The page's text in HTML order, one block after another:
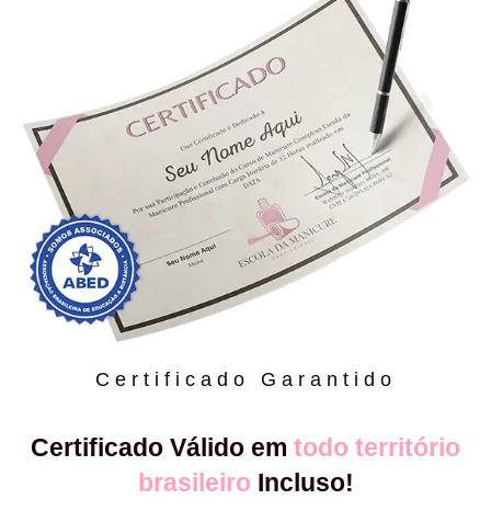
Certificado Garantido
Certificado Válido em todo território
brasileiro Incluso!